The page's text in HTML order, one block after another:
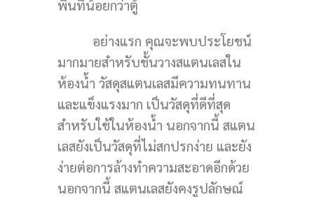
พื้นที่น้อยกว่าตู้
อย่างแรก คุณจะพบประโยชน์
มากมายสำหรับชั้นวางสแตนเลสใน
ห้องน้ำ วัสดุสแตนเลสมีความทนทาน
และแข็งแรงมาก เป็นวัสดุที่ดีที่สุด
สำหรับใช้ในห้องน้ำ นอกจากนี้ สแตน
เลสยังเป็นวัสดุที่ไม่สกปรกง่าย และยัง
ง่ายต่อการล้างทำความสะอาดอีกด้วย
นอกจากนี้ สแตนเลสยังคงรูปลักษณ์